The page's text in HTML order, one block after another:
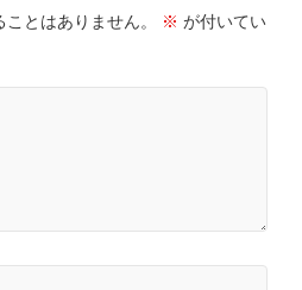
とはありません。 ※ が付いてい